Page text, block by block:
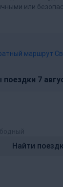
или
маршрут
7
Найти